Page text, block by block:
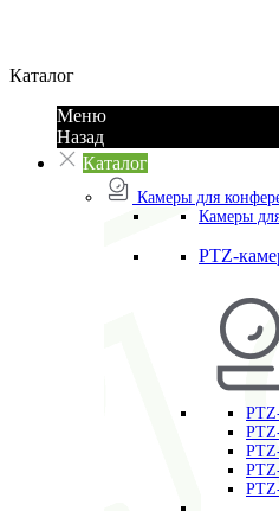
Каталог
Меню
Назад
Каталог
Камеры для
Камеры
PTZ-